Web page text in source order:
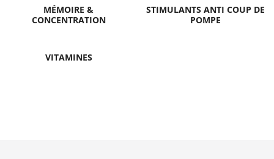
MÉMOIRE &
CONCENTRATION
STIMULANTS ANTI COUP DE
POMPE
VITAMINES